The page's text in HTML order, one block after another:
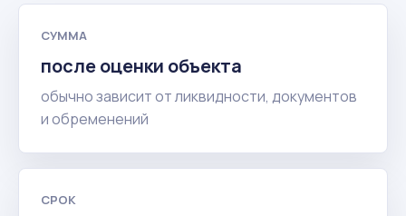
СУММА
после оценки объекта
обычно зависит от ликвидности, документов
и обременений
СРОК